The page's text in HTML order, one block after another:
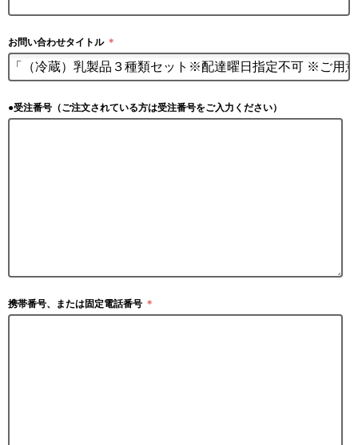
お問い合わせタイトル ＊
●受注番号（ご注文されている方は受注番号をご入力ください）
携帯番号、または固定電話番号 ＊